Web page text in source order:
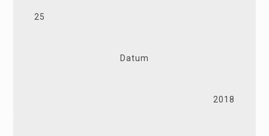
25
Datum
2018